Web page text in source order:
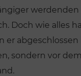
werdenden
Doch wie alles
er
sondern vor